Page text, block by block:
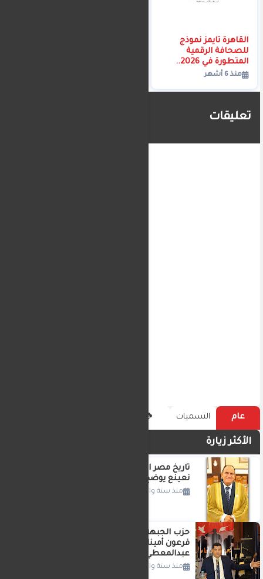
القاهرة تايمز نموذج
للصحافة الرقمية
المتطورة في 2026..
سرعة، دقة، وتجربة
منذ 6 أشهر
تعليقات
عام التسميات
الأكثر زيارة
تاريخ مصر القارئ الدكتور الطبيب احمد
نعينع يوضح
منذ سنة واحدة
حزب الجبهه الوطنيه يختار النائب وليد
فرعون أمينا للحزب واللواء دكتور راضي
عبدالمعطي اميناا للتنظيم
منذ سنة واحدة